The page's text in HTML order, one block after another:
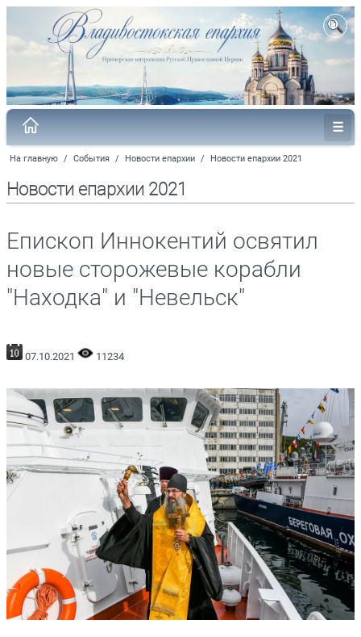
На главную / События / Новости епархии / Новости епархии 2021
Новости епархии 2021
Епископ Иннокентий освятил
новые сторожевые корабли
"Находка" и "Невельск"
07.10.2021 11234